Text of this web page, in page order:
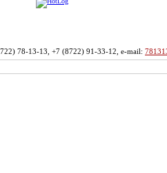
78-13-13, +7 (8722) 91-33-12, e-mail: